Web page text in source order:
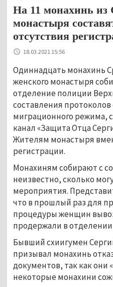
На 11 монахинь из
монастыря
отсутствия
18.03.2021 15:56
Одиннадцать монахинь
женского монастыря
отделение полиции
составления
миграционного режима,
канал «Защита Отца
Жителям монастыря
регистрации.
Монахиням собирают с
неизвестно, сколько
мероприятия.
что в прошлый раз для
процедуры женщин
продержали в отделении
Бывший схиигумен
призывал монахинь
документов, так как они
некоторые монахини